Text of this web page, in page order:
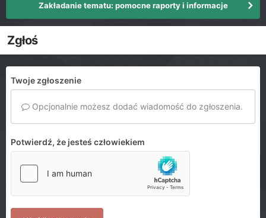
Zakładanie tematu: pomocne raporty i informacje
Zgłoś
Twoje zgłoszenie
Opcjonalnie możesz dodać wiadomość do zgłoszenia.
Potwierdź, że jesteś człowiekiem